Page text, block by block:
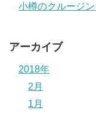
小樽のクルージ
アーカイブ
2018年
2月
1月